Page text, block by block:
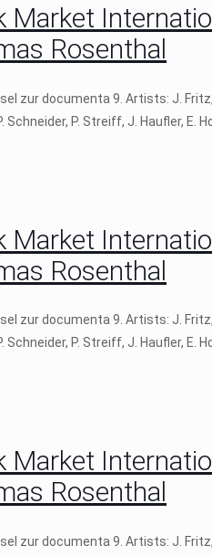
Market
Rosenthal
zur documenta 9. Artists: J. Fritz,
Schneider, P. Streiff, J. Haufler, E.
Market
Rosenthal
zur documenta 9. Artists: J. Fritz,
Schneider, P. Streiff, J. Haufler, E.
Market
Rosenthal
zur documenta 9. Artists: J. Fritz,